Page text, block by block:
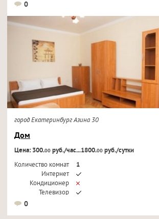
0
город Екатеринбург Азина 30
Дом
Цена: 300.00руб./час...1800.00руб./сутки
Количество комнат
1
Интернет
Кондиционер
Телевизор
0